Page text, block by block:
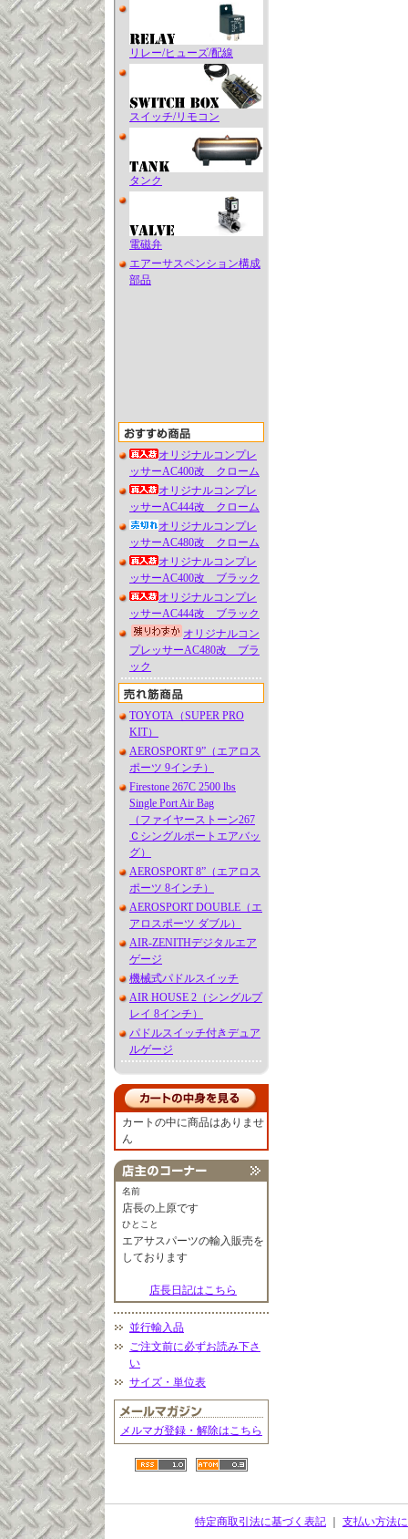
リレー/ヒューズ/配線
スイッチ/リモコン
タンク
電磁弁
エアーサスペンション構成
部品
オリジナルコンプレ
ッサーAC400改 クローム
オリジナルコンプレ
ッサーAC444改 クローム
オリジナルコンプレ
ッサーAC480改 クローム
オリジナルコンプレ
ッサーAC400改 ブラック
オリジナルコンプレ
ッサーAC444改 ブラック
オリジナルコン
プレッサーAC480改 ブラ
ック
TOYOTA（SUPER PRO
KIT）
AEROSPORT 9”（エアロス
ポーツ 9インチ）
Firestone 267C 2500 lbs
Single Port Air Bag
（ファイヤーストーン267
Ｃシングルポートエアバッ
グ）
AEROSPORT 8”（エアロス
ポーツ 8インチ）
AEROSPORT DOUBLE（エ
アロスポーツ ダブル）
AIR-ZENITHデジタルエア
ゲージ
機械式パドルスイッチ
AIR HOUSE 2（シングルプ
レイ 8インチ）
パドルスイッチ付きデュア
ルゲージ
カートの中に商品はありませ
ん
名前
店長の上原です
ひとこと
エアサスパーツの輸入販売を
しております
店長日記はこちら
並行輸入品
ご注文前に必ずお読み下さ
い
サイズ・単位表
メルマガ登録・解除はこちら
特定商取引法に基づく表記 支払い方法